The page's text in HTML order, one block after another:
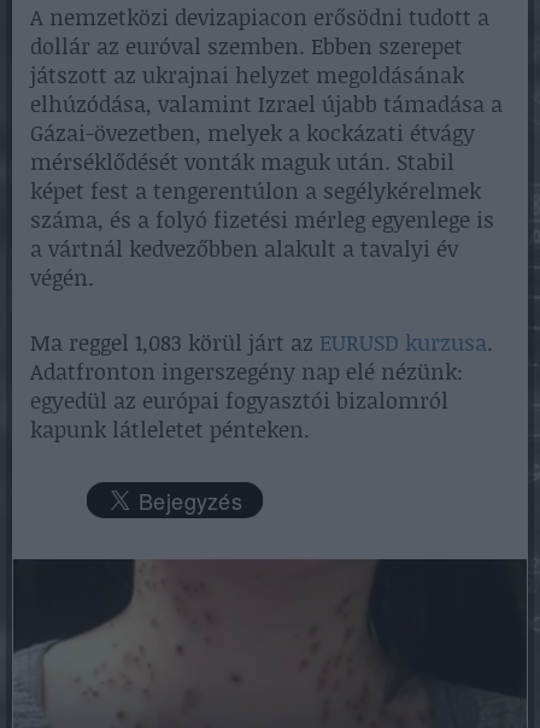
A nemzetközi devizapiacon erősödni tudott a
dollár az euróval szemben. Ebben szerepet
játszott az ukrajnai helyzet megoldásának
elhúzódása, valamint Izrael újabb támadása a
Gázai-övezetben, melyek a kockázati étvágy
mérséklődését vonták maguk után. Stabil
képet fest a tengerentúlon a segélykérelmek
száma, és a folyó fizetési mérleg egyenlege is
a vártnál kedvezőbben alakult a tavalyi év
végén.
Ma reggel 1,083 körül járt az EURUSD kurzusa.
Adatfronton ingerszegény nap elé nézünk:
egyedül az európai fogyasztói bizalomról
kapunk látleletet pénteken.